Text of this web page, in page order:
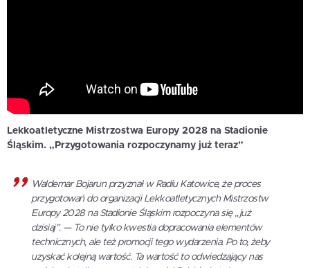
Lekkoatletyczne Mistrzostwa Europy 2028 na Stadionie
Śląskim. „Przygotowania rozpoczynamy już teraz”
Waldemar Bojarun przyznał w Radiu Katowice, że proces
przygotowań do organizacji Lekkoatletycznych Mistrzostw
Europy 2028 na Stadionie Śląskim rozpoczyna się „już
dzisiaj”. —To nie tylko kwestia dopracowania elementów
technicznych, ale też promocji tego wydarzenia. Po to, żeby
uzyskać kolejną wartość. Ta wartość to odwiedzający nas